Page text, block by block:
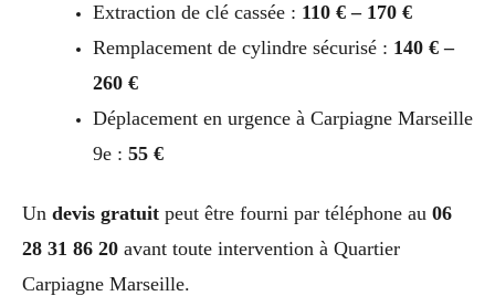
Extraction de clé cassée : 110 € – 170 €
Remplacement de cylindre sécurisé : 140 € –
260 €
Déplacement en urgence à Carpiagne Marseille
9e : 55 €
Un devis gratuit peut être fourni par téléphone au 06
28 31 86 20 avant toute intervention à Quartier
Carpiagne Marseille.